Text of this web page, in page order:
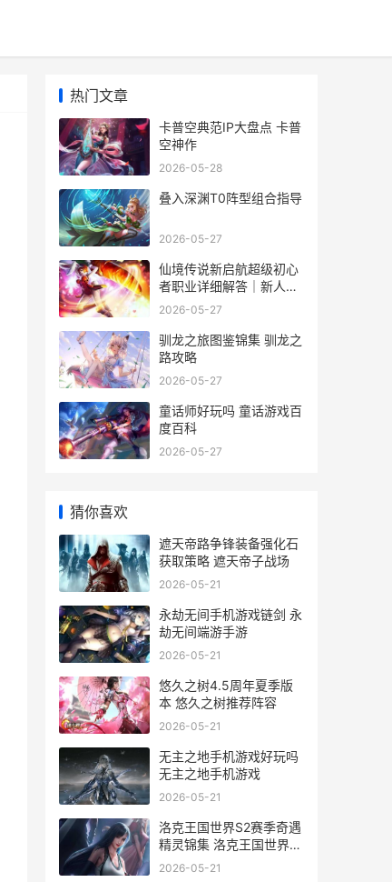
热门文章
卡普空典范IP大盘点 卡普
空神作
2026-05-28
叠入深渊T0阵型组合指导
2026-05-27
仙境传说新启航超级初心
者职业详细解答｜新人入
门必看的转职优势和方法
2026-05-27
驯龙之旅图鉴锦集 驯龙之
路攻略
2026-05-27
童话师好玩吗 童话游戏百
度百科
2026-05-27
猜你喜欢
遮天帝路争锋装备强化石
获取策略 遮天帝子战场
2026-05-21
永劫无间手机游戏链剑 永
劫无间端游手游
2026-05-21
悠久之树4.5周年夏季版
本 悠久之树推荐阵容
2026-05-21
无主之地手机游戏好玩吗
无主之地手机游戏
2026-05-21
洛克王国世界S2赛季奇遇
精灵锦集 洛克王国世界s2
异色
2026-05-21